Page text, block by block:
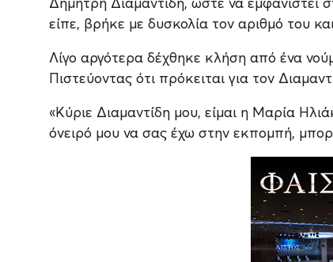
είπε, βρήκε με δυσκολία τον αριθμό του
Λίγο αργότερα δέχθηκε κλήση από ένα
Πιστεύοντας ότι πρόκειται για τον
«Κύριε Διαμαντίδη μου, είμαι η Μαρία
όνειρό μου να σας έχω στην εκπομπή,